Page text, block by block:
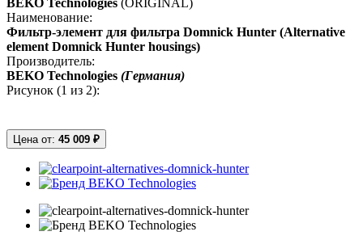
Наименование:
Фильтр-элемент для фильтра Domnick Hunter (Alternative
element Domnick Hunter housings)
Производитель:
BEKO Technologies (Германия)
Рисунок (1 из 2):
Цена от: 45 009 ₽